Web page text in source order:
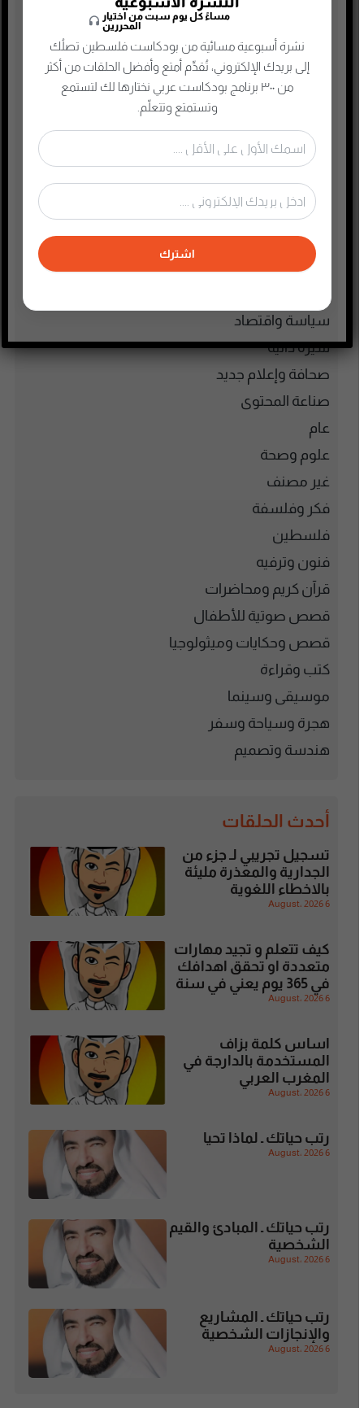
الذاكرة الشعبية الفلسطينية
الذكاء الإصطناعي
الطفل والحياة الأسرية
تعليم وثقافة
تكنولوجيا وتقنية
جريمة وغموض واحتيال
حقوق وقانون
حلقات مميزة
ريادة الأعمال
سياسة واقتصاد
سيرة ذاتية
صحافة وإعلام جديد
صناعة المحتوى
عام
علوم وصحة
غير مصنف
فكر وفلسفة
فلسطين
فنون وترفيه
قرآن كريم ومحاضرات
قصص صوتية للأطفال
قصص وحكايات وميثولوجيا
كتب وقراءة
موسيقى وسينما
هجرة وسياحة وسفر
هندسة وتصميم
أحدث الحلقات
تسجيل تجريبي لـ جزء من
الجدارية والمعذرة مليئة
بالاخطاء اللغوية
6 August، 2026
كيف تتعلم و تجيد مهارات
متعددة او تحقق اهدافك
في 365 يوم يعني في سنة
6 August، 2026
اساس كلمة بزاف
المستخدمة بالدارجة في
المغرب العربي
6 August، 2026
رتب حياتك ـ لماذا تحيا
6 August، 2026
رتب حياتك ـ المبادئ والقيم
الشخصية
6 August، 2026
رتب حياتك ـ المشاريع
والإنجازات الشخصية
6 August، 2026
مساءً كل يوم سبت من اختيار
المحررين
نشرة أسبوعية مسائية من بودكاست فلسطين تصلُك
إلى بريدك الإلكتروني، تُقدِّم أمتع وأفضل الحلقات من أكثر
من ٣٠٠ برنامج بودكاست عربي نختارها لك لتستمع
وتستمتع وتتعلّم.
اشترك